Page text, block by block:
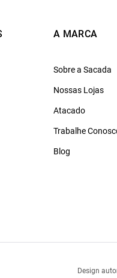
A MARCA
Sobre a Sacada
Nossas Lojas
Atacado
Trabalhe
Blog
Design